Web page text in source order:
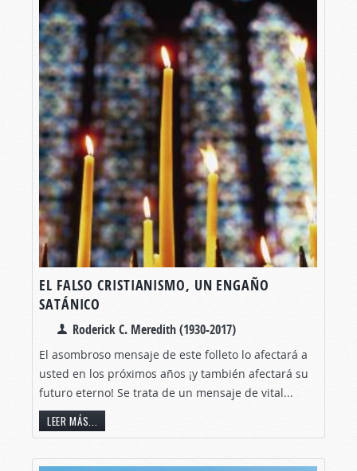
EL FALSO CRISTIANISMO, UN ENGAÑO
SATÁNICO
Roderick C. Meredith (1930-2017)
El asombroso mensaje de este folleto lo afectará a
usted en los próximos años ¡y también afectará su
futuro eterno! Se trata de un mensaje de vital...
LEER MÁS...